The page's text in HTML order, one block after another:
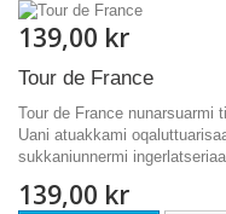
139,00 kr
Tour de France
Tour de France nunarsuarmi
Uani atuakkami
sukkaniunnermi
139,00 kr